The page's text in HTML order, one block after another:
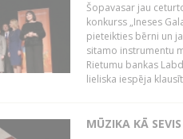
Šopavasar jau
konkurss „Ineses
pieteikties bērni un
sitamo instrumentu
Rietumu bankas
lieliska iespēja
MŪZIKA KĀ